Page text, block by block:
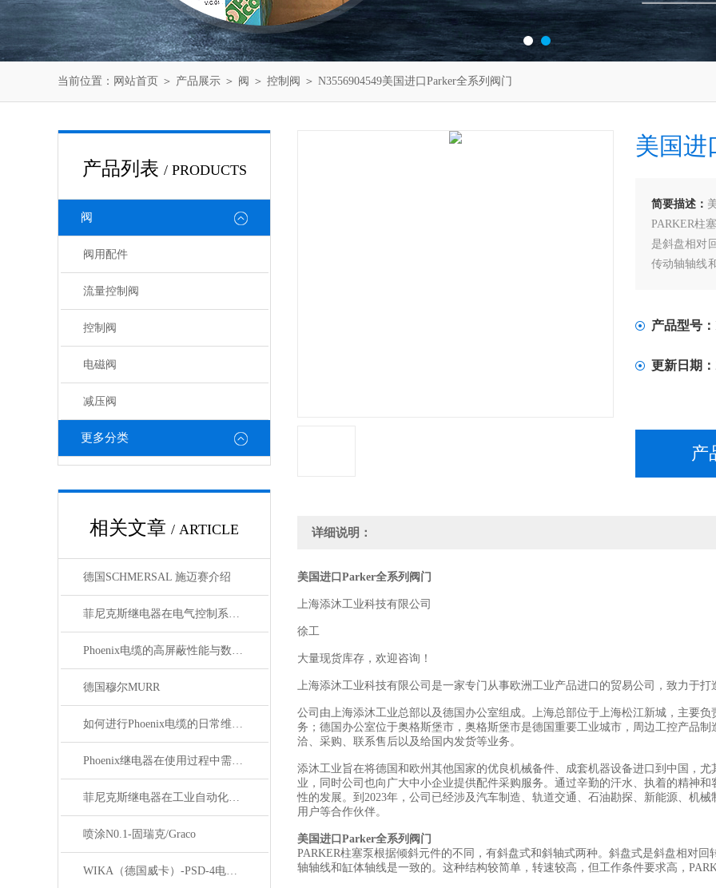
当前位置： 网站首页 ＞ 产品展示 ＞ 阀 ＞ 控制阀 ＞ N3556904549美国进口Parker全系列阀门
产品列表 / PRODUCTS
阀
阀用配件
流量控制阀
控制阀
电磁阀
减压阀
更多分类
相关文章 / ARTICLE
德国SCHMERSAL 施迈赛介绍
菲尼克斯继电器在电气控制系统中的应用
Phoenix电缆的高屏蔽性能与数据传输优势
德国穆尔MURR
如何进行Phoenix电缆的日常维护和保养？
Phoenix继电器在使用过程中需要注意哪些事项？
菲尼克斯继电器在工业自动化中的作用
喷涂N0.1-固瑞克/Graco
WIKA（德国威卡）-PSD-4电子压力开关
美国进
简要描述：
PARKER柱
是斜盘相对
传动轴轴线
产品型号：
更新日期：
产
详细说明：
美国进口Parker全系列阀门
上海添沐工业科技有限公司
徐工
大量现货库存，欢迎咨询！
上海添沐工业科技有限公司是一家专门从事欧洲工业产品进口的贸易公司，致力于打
公司由上海添沐工业总部以及德国办公室组成。上海总部位于上海松江新城，主要
务；德国办公室位于奥格斯堡市，奥格斯堡市是德国重要工业城市，周边工控产品
洽、采购、联系售后以及给国内发货等业务。
添沐工业旨在将德国和欧州其他国家的优良机械备件、成套机器设备进口到中国，
业，同时公司也向广大中小企业提供配件采购服务。通过辛勤的汗水、执着的精神
性的发展。到2023年，公司已经涉及汽车制造、轨道交通、石油勘探、新能源、机
用户等合作伙伴。
美国进口Parker全系列阀门
PARKER柱塞泵根据倾斜元件的不同，有斜盘式和斜轴式两种。斜盘式是斜盘相对
轴轴线和缸体轴线是一致的。这种结构较简单，转速较高，但工作条件要求高，